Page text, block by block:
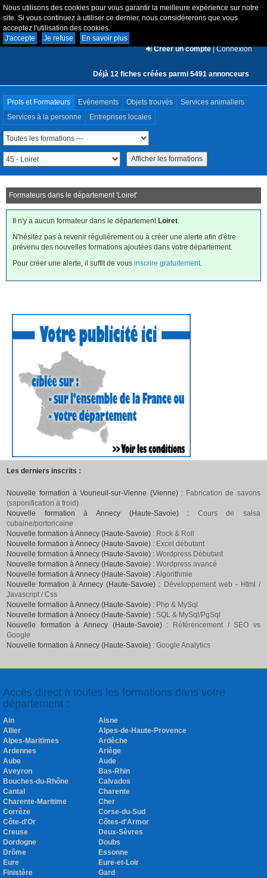
Nous utilisons des cookies pour vous garantir la meilleure expérience sur notre
site. Si vous continuez à utiliser ce dernier, nous considérerons que vous
acceptez l'utilisation des cookies.
J'accepte
Je refuse
En savoir plus
Créer un compte|Connexion
Déjà 12 fiches créées parmi 5491 annonceurs
Profs et Formateurs Evénements Objets trouvés
Services animaliers
Services à la personne
Entreprises locales
Formateurs dans le département 'Loiret'
Il n'y a aucun formateur dans le département Loiret.
N'hésitez pas à revenir régulièrement ou à créer une alerte afin d'être
prévenu des nouvelles formations ajoutées dans votre département.
Pour créer une alerte, il suffit de vous inscrire gratuitement.
Les derniers inscrits :
Nouvelle formation à Vouneuil-sur-Vienne (Vienne) : Fabrication de savons
(saponification à froid)
Nouvelle formation à Annecy (Haute-Savoie) : Cours de salsa
cubaine/portoricaine
Nouvelle formation à Annecy (Haute-Savoie) : Rock & Roll
Nouvelle formation à Annecy (Haute-Savoie) : Excel débutant
Nouvelle formation à Annecy (Haute-Savoie) :Wordpress Débutant
Nouvelle formation à Annecy (Haute-Savoie) :Wordpress avancé
Nouvelle formation à Annecy (Haute-Savoie) :Algorithmie
Nouvelle formation à Annecy (Haute-Savoie) : Développement web - Html /
Javascript / Css
Nouvelle formation à Annecy (Haute-Savoie) : Php & MySql
Nouvelle formation à Annecy (Haute-Savoie) : SQL & MySql/PgSql
Nouvelle formation à Annecy (Haute-Savoie) :
Référencement / SEO vs
Google
Nouvelle formation à Annecy (Haute-Savoie) :Google Analytics
Accès direct à toutes les formations dans votre
département :
Ain
Aisne
Allier
Alpes-de-Haute-Provence
Alpes-Maritimes
Ardèche
Ardennes
Ariège
Aube
Aude
Aveyron
Bas-Rhin
Bouches-du-Rhône
Calvados
Cantal
Charente
Charente-Maritime
Cher
Corrèze
Corse-du-Sud
Côte-d'Or
Côtes-d'Armor
Creuse
Deux-Sèvres
Dordogne
Doubs
Drôme
Essonne
Eure
Eure-et-Loir
Finistère
Gard